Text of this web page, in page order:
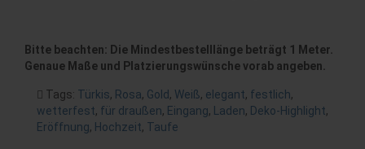
Bitte beachten: Die Mindestbestelllänge beträgt 1 Meter.
Genaue Maße und Platzierungswünsche vorab angeben.
Tags: Türkis, Rosa, Gold , Weiß, elegant, festlich,
wetterfest, für draußen, Eingang, Laden, Deko-Highlight,
Eröffnung, Hochzeit, Taufe